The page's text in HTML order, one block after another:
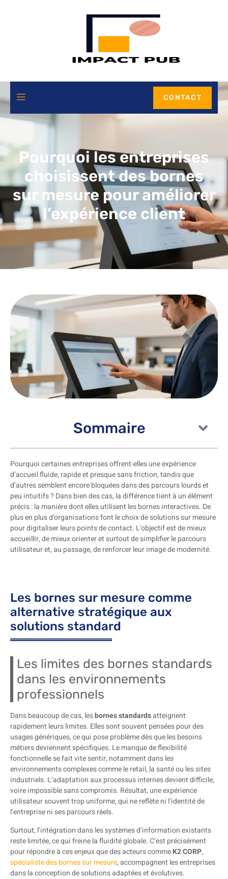
CONTACT
Pourquoi les entreprises
choisissent des bornes
sur mesure pour améliorer
l’expérience client
Sommaire
Pourquoi certaines entreprises offrent-elles une expérience
d’accueil fluide, rapide et presque sans friction, tandis que
d’autres semblent encore bloquées dans des parcours lourds et
peu intuitifs ? Dans bien des cas, la différence tient à un élément
précis : la manière dont elles utilisent les bornes interactives. De
plus en plus d’organisations font le choix de solutions sur mesure
pour digitaliser leurs points de contact. L’objectif est de mieux
accueillir, de mieux orienter et surtout de simplifier le parcours
utilisateur et, au passage, de renforcer leur image de modernité.
Les bornes sur mesure comme
alternative stratégique aux
solutions standard
Les limites des bornes standards
dans les environnements
professionnels
Dans beaucoup de cas, lesbornes standardsatteignent
rapidement leurs limites. Elles sont souvent pensées pour des
usages génériques, ce qui pose problème dès que les besoins
métiers deviennent spécifiques. Le manque de flexibilité
fonctionnelle se fait vite sentir, notamment dans les
environnements complexes comme le retail, la santé ou les sites
industriels. L’adaptation aux processus internes devient difficile,
voire impossible sans compromis. Résultat, une expérience
utilisateur souvent trop uniforme, qui ne reflète ni l’identité de
l’entreprise ni ses parcours réels.
Surtout, l’intégration dans les systèmes d’information existants
reste limitée, ce qui freine la fluidité globale. C’est précisément
pour répondre à ces enjeux que des acteurs commeK2 CORP,
spécialiste des bornes sur mesure, accompagnent les entreprises
dans la conception de solutions adaptées et évolutives.